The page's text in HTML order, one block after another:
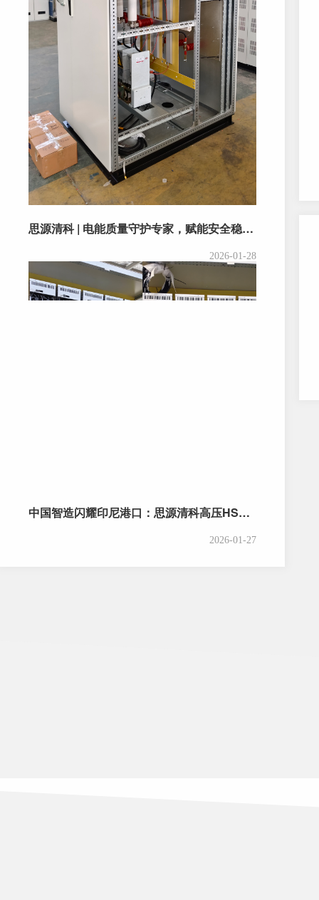
思源清科 | 电能质量守护专家，赋能安全稳定高效的电力系统
2026-01-28
中国智造闪耀印尼港口：思源清科高压HSVG全桥拓扑碳化硅技术助力绿色码头
2026-01-27